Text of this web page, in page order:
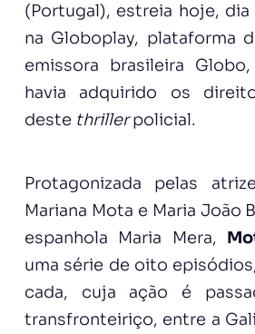
(Portugal), estreia hoje, dia
na Globoplay, plataforma
emissora brasileira
havia adquirido os
deste thrillerpolicial.
Protagonizada pelas
Mariana Mota e Maria João
espanhola Maria Mera,
uma série de oito
cada, cuja ação é
transfronteiriço, entre a